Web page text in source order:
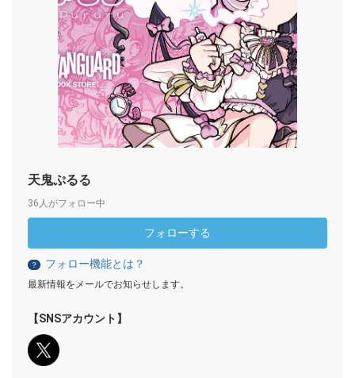
天鬼ぷるる
36人がフォロー中
フォローする
？ フォロー機能とは？
最新情報をメールでお知らせします。
【SNSアカウント】